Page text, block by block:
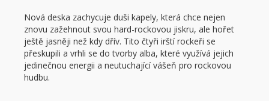
Nová deska zachycuje duši kapely, která chce nejen
znovu zažehnout svou hard-rockovou jiskru, ale hořet
ještě jasněji než kdy dřív. Tito čtyři irští rockeři se
přeskupili a vrhli se do tvorby alba, které využívá jejich
jedinečnou energii a neutuchající vášeň pro rockovou
hudbu.